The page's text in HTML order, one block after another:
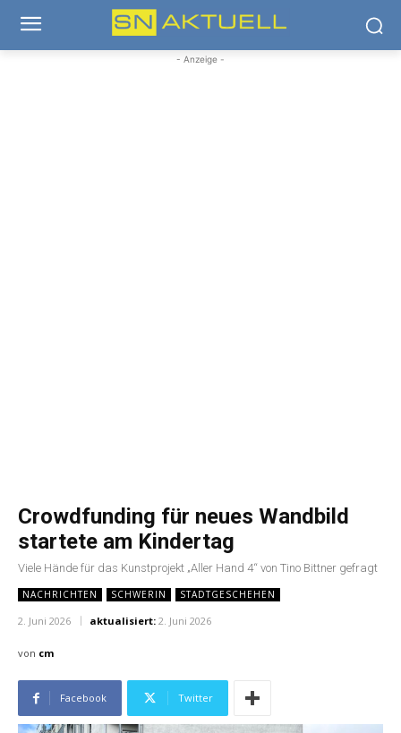
- Anzeige -
Crowdfunding für neues Wandbild
startete am Kindertag
Viele Hände für das Kunstprojekt „Aller Hand 4“ von Tino Bittner gefragt
NACHRICHTEN SCHWERIN STADTGESCHEHEN
2. Juni 2026 aktualisiert: 2. Juni 2026
von cm
Facebook Twitter